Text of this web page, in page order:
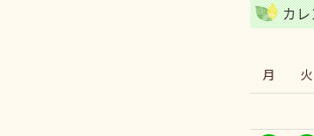
カ
月
火